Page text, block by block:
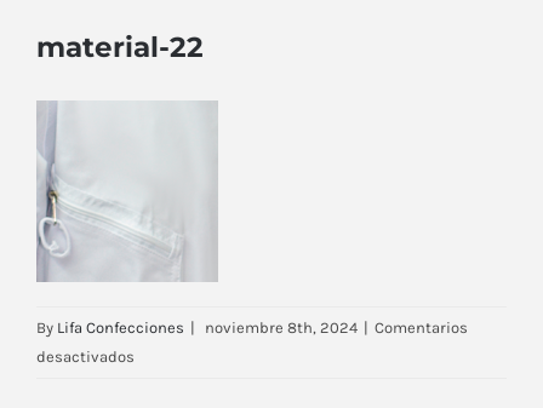
material-22
By Lifa Confecciones | noviembre 8th, 2024 | Comentarios
desactivados